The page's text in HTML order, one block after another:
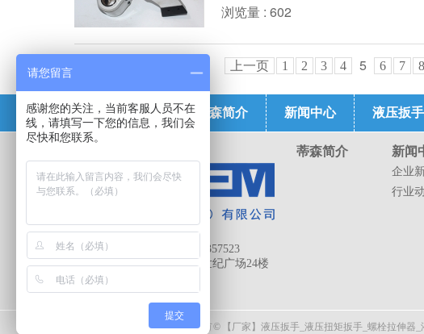
浏览量 : 602
上一页 1 2 3 4 5 6 7 8
蒂森首页 蒂森简介 新闻中心 液压扳手
电话 :13657206989
手机 :
13657206989/13971357523
地址:武汉市武昌区恒大世纪广场24楼
蒂森简介 新闻
企业
行业
版权所有 © 【厂家】液压扳手_液压扭矩扳手_螺栓拉伸器_
请您留言
感谢您的关注，当前客服人员不在
线，请填写一下您的信息，我们会
尽快和您联系。
提交